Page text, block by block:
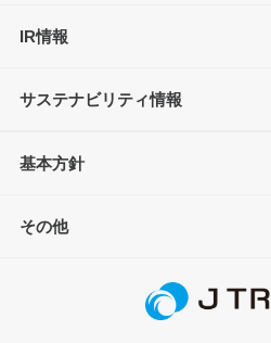
IR情報
サステナビリティ情報
基本方針
その他